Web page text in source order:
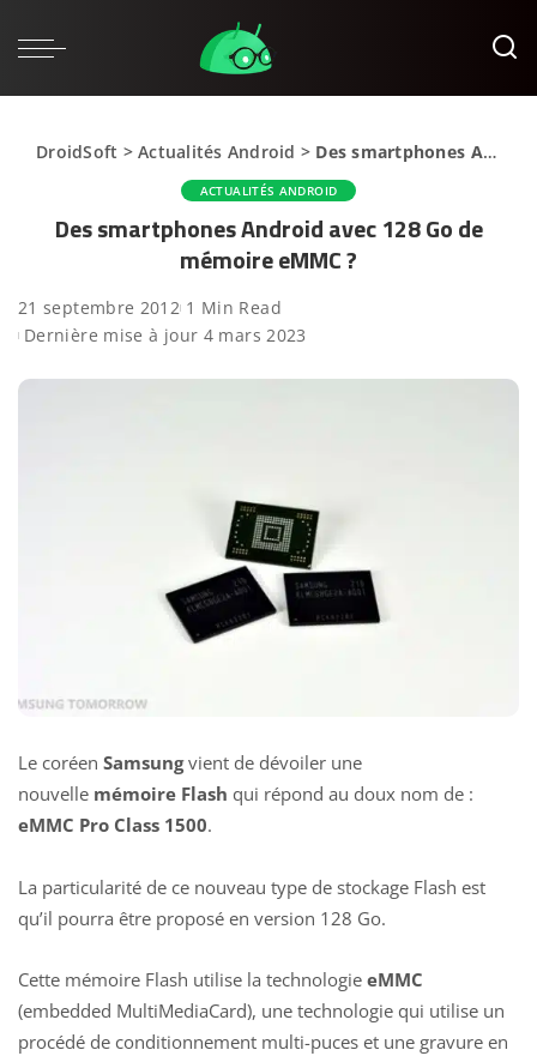
DroidSoft >Actualités Android > Des smartphones Android avec 128 Go de mémoire eMMC ?
ACTUALITÉS ANDROID
Des smartphones Android avec 128 Go de
mémoire eMMC ?
21 septembre 2012 1 Min Read
Dernière mise à jour 4 mars 2023
Le coréen Samsungvient de dévoiler une
nouvelle mémoire Flash qui répond au doux nom de :
eMMC Pro Class 1500.
La particularité de ce nouveau type de stockage Flash est
qu’il pourra être proposé en version 128 Go.
Cette mémoire Flash utilise la technologie eMMC
(embedded MultiMediaCard), une technologie qui utilise un
procédé de conditionnement multi-puces et une gravure en